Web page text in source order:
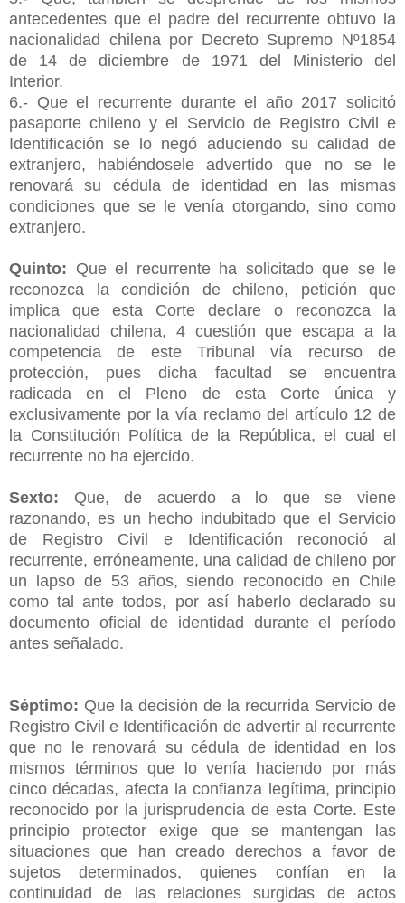
antecedentes que el padre del recurrente obtuvo la
nacionalidad chilena por Decreto Supremo Nº1854
de 14 de diciembre de 1971 del Ministerio del
Interior.
6.- Que el recurrente durante el año 2017 solicitó
pasaporte chileno y el Servicio de Registro Civil e
Identificación se lo negó aduciendo su calidad de
extranjero, habiéndosele advertido que no se le
renovará su cédula de identidad en las mismas
condiciones que se le venía otorgando, sino como
extranjero.
Quinto: Que el recurrente ha solicitado que se le
reconozca la condición de chileno, petición que
implica que esta Corte declare o reconozca la
nacionalidad chilena, 4 cuestión que escapa a la
competencia de este Tribunal vía recurso de
protección, pues dicha facultad se encuentra
radicada en el Pleno de esta Corte única y
exclusivamente por la vía reclamo del artículo 12 de
la Constitución Política de la República, el cual el
recurrente no ha ejercido.
Sexto: Que, de acuerdo a lo que se viene
razonando, es un hecho indubitado que el Servicio
de Registro Civil e Identificación reconoció al
recurrente, erróneamente, una calidad de chileno por
un lapso de 53 años, siendo reconocido en Chile
como tal ante todos, por así haberlo declarado su
documento oficial de identidad durante el período
antes señalado.
Séptimo: Que la decisión de la recurrida Servicio de
Registro Civil e Identificación de advertir al recurrente
que no le renovará su cédula de identidad en los
mismos términos que lo venía haciendo por más
cinco décadas, afecta la confianza legítima, principio
reconocido por la jurisprudencia de esta Corte. Este
principio protector exige que se mantengan las
situaciones que han creado derechos a favor de
sujetos determinados, quienes confían en la
continuidad de las relaciones surgidas de actos